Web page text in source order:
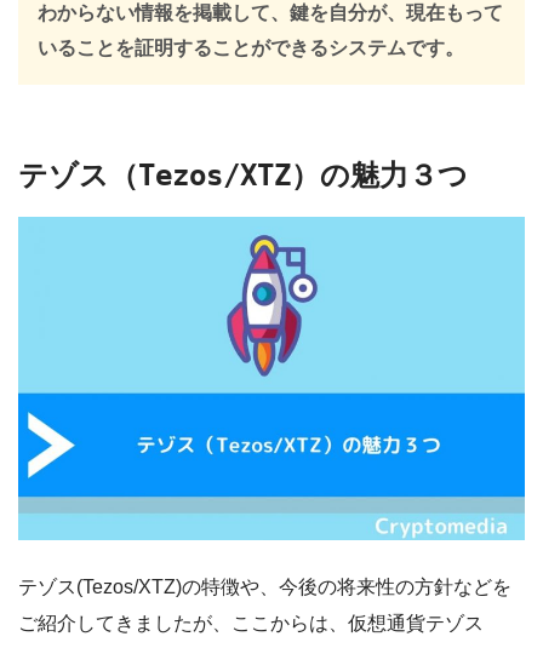
わからない情報を掲載して、鍵を自分が、現在もって
いることを証明することができるシステムです。
テゾス（Tezos/XTZ）の魅力３つ
テゾス(Tezos/XTZ)の特徴や、今後の将来性の方針などを
ご紹介してきましたが、ここからは、仮想通貨テゾス